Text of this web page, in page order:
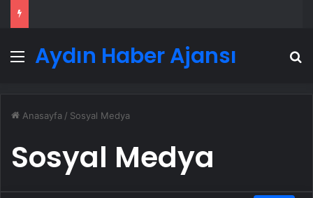
Menü
Aydın Haber Ajansı
Anasayfa / Sosyal Medya
Sosyal Medya